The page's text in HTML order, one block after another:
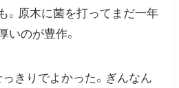
。原木に菌を打ってまだ一年
いのが豊作。
きりでよかった。ぎんなん